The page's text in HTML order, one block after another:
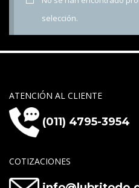
selección.
ATENCIÓN AL CLIENTE
(011) 4795-3954
COTIZACIONES